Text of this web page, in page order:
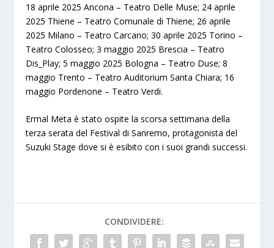
18 aprile 2025 Ancona – Teatro Delle Muse; 24 aprile
2025 Thiene – Teatro Comunale di Thiene; 26 aprile
2025 Milano – Teatro Carcano; 30 aprile 2025 Torino –
Teatro Colosseo; 3 maggio 2025 Brescia – Teatro
Dis_Play; 5 maggio 2025 Bologna – Teatro Duse; 8
maggio Trento – Teatro Auditorium Santa Chiara; 16
maggio Pordenone – Teatro Verdi.
Ermal Meta è stato ospite la scorsa settimana della
terza serata del Festival di Sanremo, protagonista del
Suzuki Stage dove si è esibito con i suoi grandi successi.
CONDIVIDERE: